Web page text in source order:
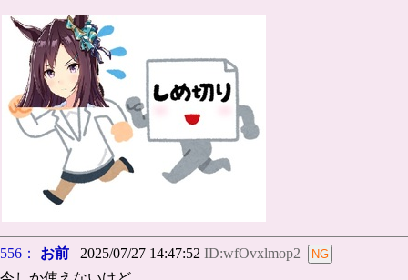
556： お前 2025/07/27 14:47:52 ID:wfOvxlmop2